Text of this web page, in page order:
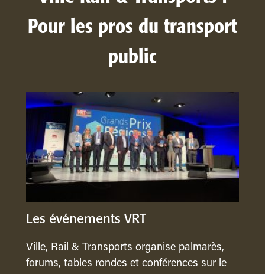
Pour les pros du transport
public
Les événements VRT
Ville, Rail & Transports organise palmarès,
forums, tables rondes et conférences sur le